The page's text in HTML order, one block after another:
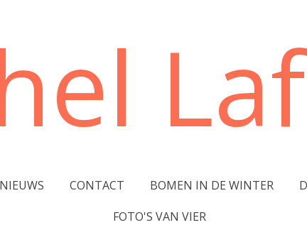
NIEUWS CONTACT BOMEN IN DE WINTER
FOTO'S VAN VIER